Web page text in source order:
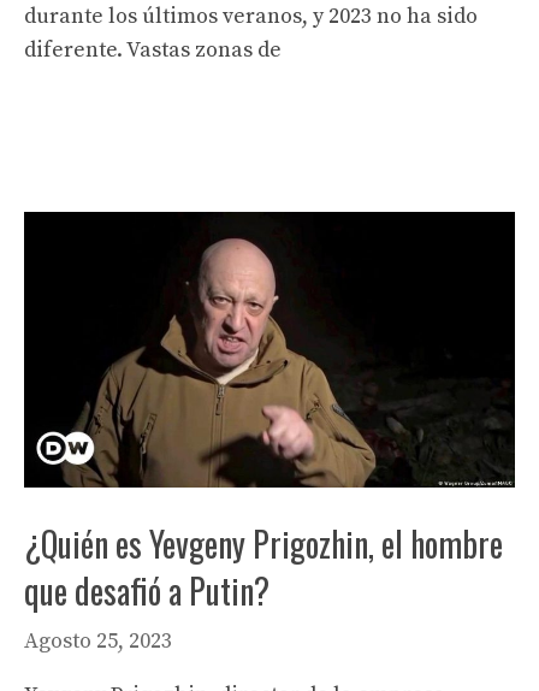
durante los últimos veranos, y 2023 no ha sido
diferente. Vastas zonas de
¿Quién es Yevgeny Prigozhin, el hombre
que desafió a Putin?
Agosto 25, 2023